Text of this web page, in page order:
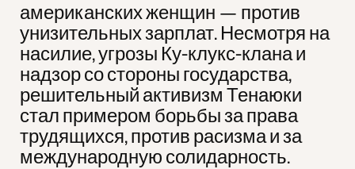
американских женщин — против
унизительных зарплат. Несмотря на
насилие, угрозы Ку-клукс-клана и
надзор со стороны государства,
решительный активизм Тенаюки
стал примером борьбы за права
трудящихся, против расизма и за
международную солидарность.